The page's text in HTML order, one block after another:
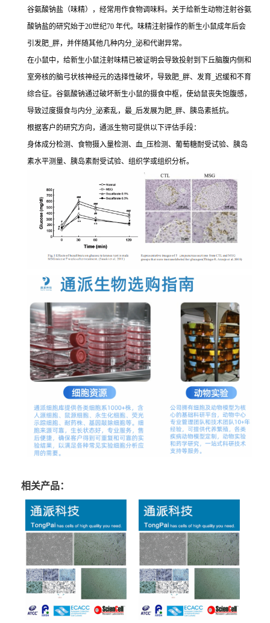
谷氨酸钠盐（味精），经常用作食物调味料。关于给新生动物注射谷氨
酸钠盐的研究始于20世纪70 年代。味精注射操作的新生小鼠成年后会
引发肥_胖，并伴随其他几种内分_泌和代谢异常。
在小鼠中，给新生小鼠注射味精已被证明会导致投射到下丘脑腹内侧和
室旁核的脑弓状核神经元的选择性破坏，导致肥_胖、发育_迟缓和不育
综合征。谷氨酸钠通过破坏新生小鼠的摄食中枢，使幼鼠丧失饱腹感，
导致过度摄食与内分_泌紊乱，最_后发展为肥_胖、胰岛素抵抗。
根据客户的研究方向，通派生物可提供以下评估手段：
身体成分检测、食物摄入量检测、血_压检测、葡萄糖耐受试验、胰岛
素水平测量、胰岛素耐受试验、组织学或组织分析。
相关产品：